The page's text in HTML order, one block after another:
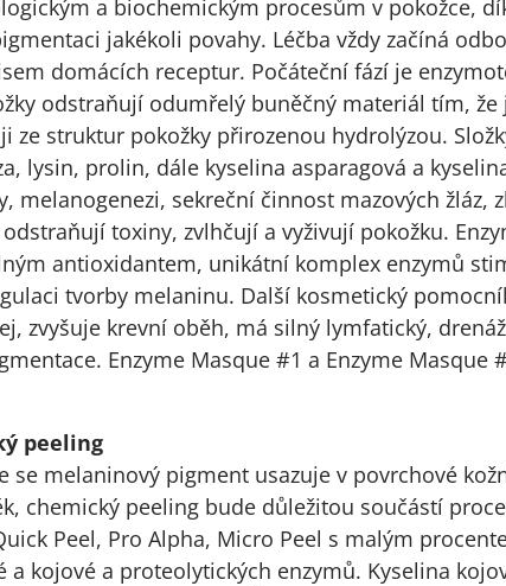
a biochemickým procesům v pokožce,
jakékoli povahy. Léčba vždy začíná
domácích receptur. Počáteční fází je
odstraňují odumřelý buněčný materiál tím,
ze struktur pokožky přirozenou hydrolýzou.
lysin, prolin, dále kyselina asparagová a
melanogenezi, sekreční činnost mazových žláz,
toxiny, zvlhčují a vyživují pokožku.
antioxidantem, unikátní komplex enzymů
tvorby melaninu. Další kosmetický
zvyšuje krevní oběh, má silný lymfatický,
Enzyme Masque #1 a Enzyme Masque
peeling
se melaninový pigment usazuje v povrchové
chemický peeling bude důležitou součástí
Peel, Pro Alpha, Micro Peel s malým
a kojové a proteolytických enzymů. Kyselina